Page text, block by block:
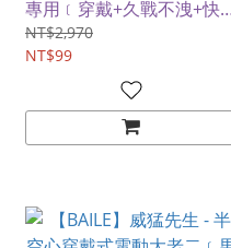
專用﹝穿戴+久戰不洩+快
感加倍﹞
NT$2,970
NT$99